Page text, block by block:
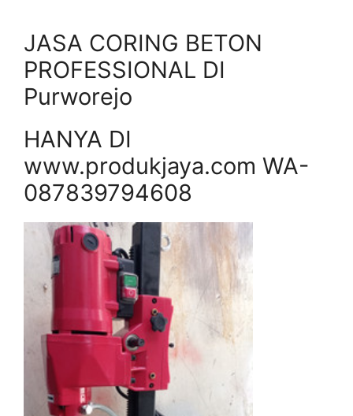
JASA CORING BETON
PROFESSIONAL DI
Purworejo
HANYA DI
www.produkjaya.com WA-
087839794608